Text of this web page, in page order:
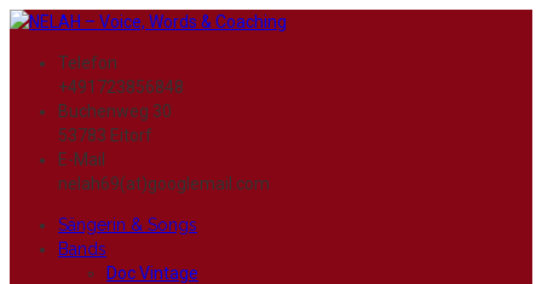
Telefon
+491723856848
Buchenweg 30
53783 Eitorf
E-Mail
nelah69(at)googlemail.com
Sängerin & Songs
Bands
Doc Vintage